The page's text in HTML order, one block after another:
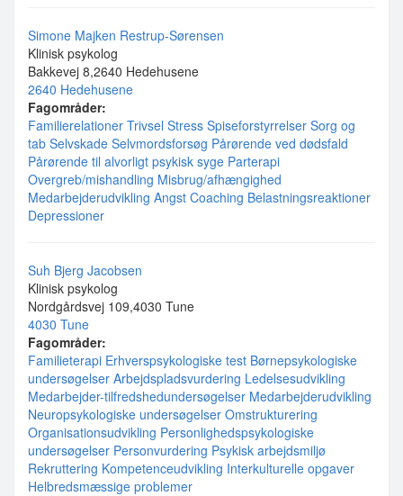
Simone Majken Restrup-Sørensen
Klinisk psykolog
Bakkevej 8,2640 Hedehusene
2640 Hedehusene
Fagområder:
Familierelationer Trivsel Stress Spiseforstyrrelser Sorg og
tab Selvskade Selvmordsforsøg Pårørende ved dødsfald
Pårørende til alvorligt psykisk syge Parterapi
Overgreb/mishandling Misbrug/afhængighed
Medarbejderudvikling Angst Coaching Belastningsreaktioner
Depressioner
Suh Bjerg Jacobsen
Klinisk psykolog
Nordgårdsvej 109,4030 Tune
4030 Tune
Fagområder:
Familieterapi Erhverspsykologiske test Børnepsykologiske
undersøgelser Arbejdspladsvurdering Ledelsesudvikling
Medarbejder-tilfredshedundersøgelser Medarbejderudvikling
Neuropsykologiske undersøgelser Omstrukturering
Organisationsudvikling Personlighedspsykologiske
undersøgelser Personvurdering Psykisk arbejdsmiljø
Rekruttering Kompetenceudvikling Interkulturelle opgaver
Helbredsmæssige problemer